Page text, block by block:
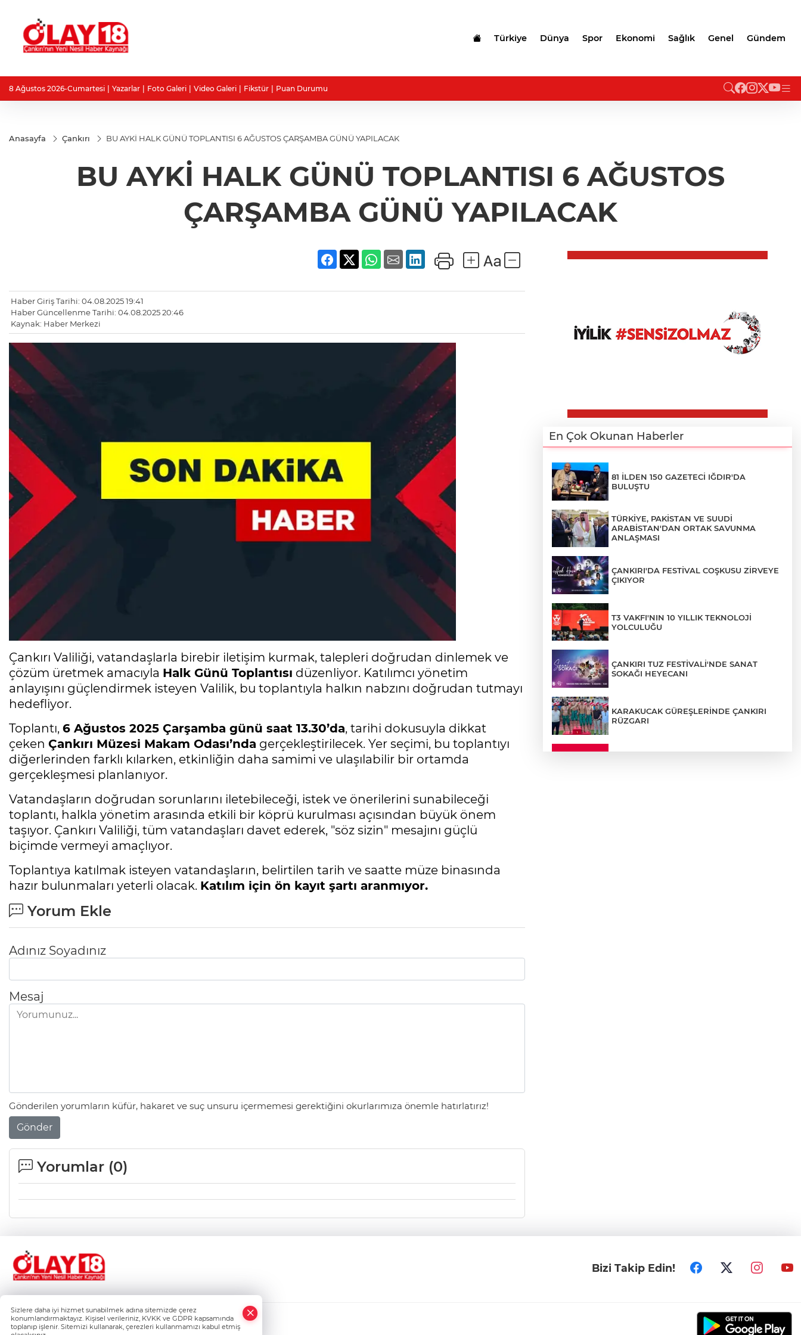
Türkiye Dünya Spor Ekonomi Sağlık Genel Gündem
8 Ağustos 2026-Cumartesi Yazarlar Foto Galeri Video Galeri Fikstür Puan Durumu
Anasayfa Çankırı BU AYKİ HALK GÜNÜ TOPLANTISI 6 AĞUSTOS ÇARŞAMBA GÜNÜ YAPILACAK
BU AYKİ HALK GÜNÜ TOPLANTISI 6 AĞUSTOS
ÇARŞAMBA GÜNÜ YAPILACAK
Haber Giriş Tarihi: 04.08.2025 19:41
Haber Güncellenme Tarihi: 04.08.2025 20:46
Kaynak: Haber Merkezi
Çankırı Valiliği, vatandaşlarla birebir iletişim kurmak, talepleri doğrudan dinlemek ve
çözüm üretmek amacıyla Halk Günü Toplantısı düzenliyor. Katılımcı yönetim
anlayışını güçlendirmek isteyen Valilik, bu toplantıyla halkın nabzını doğrudan tutmayı
hedefliyor.
Toplantı, 6 Ağustos 2025 Çarşamba günü saat 13.30’da, tarihi dokusuyla dikkat
çeken Çankırı Müzesi Makam Odası’nda gerçekleştirilecek. Yer seçimi, bu toplantıyı
diğerlerinden farklı kılarken, etkinliğin daha samimi ve ulaşılabilir bir ortamda
gerçekleşmesi planlanıyor.
Vatandaşların doğrudan sorunlarını iletebileceği, istek ve önerilerini sunabileceği
toplantı, halkla yönetim arasında etkili bir köprü kurulması açısından büyük önem
taşıyor. Çankırı Valiliği, tüm vatandaşları davet ederek, "söz sizin" mesajını güçlü
biçimde vermeyi amaçlıyor.
Toplantıya katılmak isteyen vatandaşların, belirtilen tarih ve saatte müze binasında
hazır bulunmaları yeterli olacak. Katılım için ön kayıt şartı aranmıyor.
Yorum Ekle
Adınız Soyadınız
Mesaj
Gönderilen yorumların küfür, hakaret ve suç unsuru içermemesi gerektiğini okurlarımıza önemle hatırlatırız!
Gönder
Yorumlar (0)
En Çok Okunan Haberler
81 İLDEN 150 GAZETECİ IĞDIR'DA
BULUŞTU
TÜRKİYE, PAKİSTAN VE SUUDİ
ARABİSTAN'DAN ORTAK SAVUNMA
ANLAŞMASI
ÇANKIRI'DA FESTİVAL COŞKUSU ZİRVEYE
ÇIKIYOR
T3 VAKFI'NIN 10 YILLIK TEKNOLOJİ
YOLCULUĞU
ÇANKIRI TUZ FESTİVALİ'NDE SANAT
SOKAĞI HEYECANI
KARAKUCAK GÜREŞLERİNDE ÇANKIRI
RÜZGARI
Bizi Takip Edin!
Gizlilik Politikası
Çerez Politikası
Sizlere daha iyi hizmet sunabilmek adına sitemizde çerez
konumlandırmaktayız. Kişisel verileriniz, KVKK ve GDPR kapsamında
toplanıp işlenir. Sitemizi kullanarak, çerezleri kullanmamızı kabul etmiş